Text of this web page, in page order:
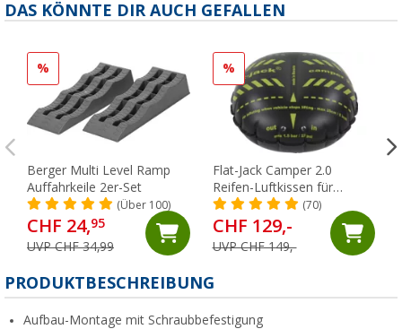
DAS KÖNNTE DIR AUCH GEFALLEN
%
Berger Multi Level Ramp
Auffahrkeile 2er-Set
(Über 100)
CHF 24,95
UVP CHF 34,99
%
Flat-Jack Camper 2.0
Reifen-Luftkissen für
Fahrzeuge bis 6 Tonnen &
bis 305 mm Reifenbreite
(70)
CHF 129,-
UVP CHF 149,-
PRODUKTBESCHREIBUNG
Aufbau-Montage mit Schraubbefestigung